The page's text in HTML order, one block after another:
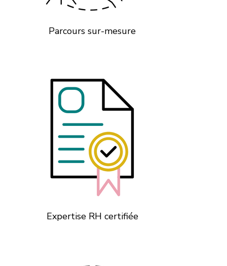
Expertise RH certifiée
Parcours sur-mesure